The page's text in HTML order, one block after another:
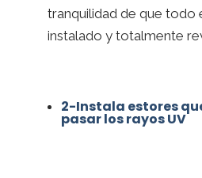
tranquilidad de que todo
instalado y totalmente
2-Instala estores
pasar los rayos UV